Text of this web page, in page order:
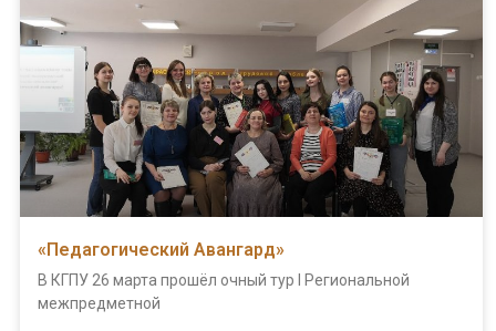
«Педагогический Авангард»
В КГПУ 26 марта прошёл очный тур I Региональной
межпредметной